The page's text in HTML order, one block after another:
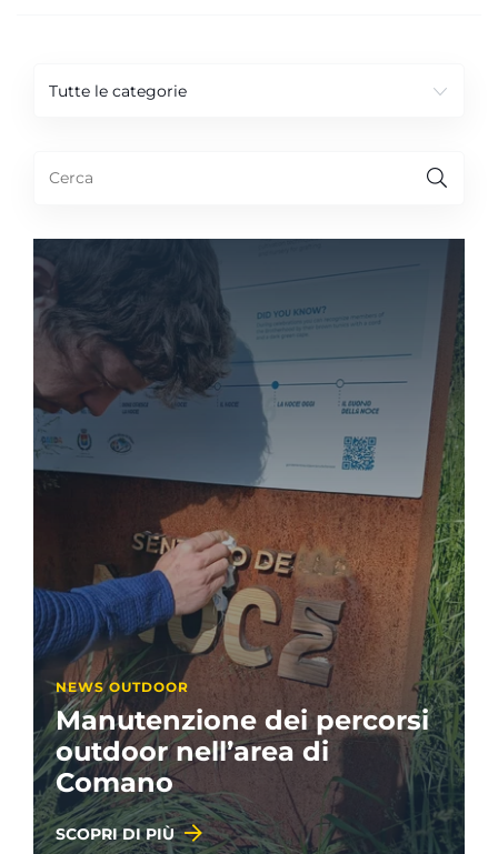
Tutte le categorie
NEWS OUTDOOR
Manutenzione dei percorsi
outdoor nell’area di
Comano
SCOPRI DI PIÙ